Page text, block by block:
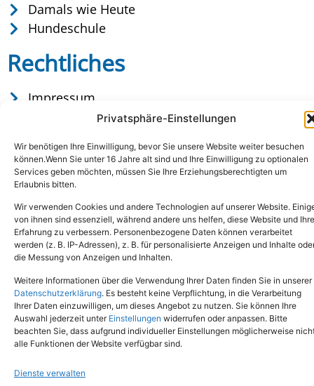
Privatsphäre-Einstellungen
Wir benötigen Ihre Einwilligung, bevor Sie unsere Website weiter besuchen
können.Wenn Sie unter 16 Jahre alt sind und Ihre Einwilligung zu optionalen
Services geben möchten, müssen Sie Ihre Erziehungsberechtigten um
Erlaubnis bitten.
Wir verwenden Cookies und andere Technologien auf unserer Website.
von ihnen sind essenziell, während andere uns helfen, diese Website und Ihre
Erfahrung zu verbessern. Personenbezogene Daten können verarbeitet
werden (z. B. IP-Adressen), z. B. für personalisierte Anzeigen und Inhalte
die Messung von Anzeigen und Inhalten.
Weitere Informationen über die Verwendung Ihrer Daten finden Sie in unserer
Datenschutzerklärung. Es besteht keine Verpflichtung, in die Verarbeitung
Ihrer Daten einzuwilligen, um dieses Angebot zu nutzen. Sie können Ihre
Auswahl jederzeit unter Einstellungen widerrufen oder anpassen. Bitte
beachten Sie, dass aufgrund individueller Einstellungen möglicherweise
alle Funktionen der Website verfügbar sind.
Dienste verwalten
Damals wie Heute
Hundeschule
Rechtliches
Impressum
Datenschutz
Copyright © 2024. Alle Rechte vorbehalten.
Tel.: (02651) - 77438info@tierheim-mayen.de
In der Pluns 1, 56727 Mayen